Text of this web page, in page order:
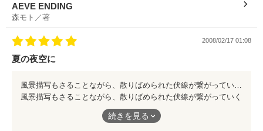
AEVE ENDING
森モト／著
2008/02/17 01:08
夏の夜空に
風景描写もさることながら、散りばめられた伏線が繋がっていく様は圧巻。 高校最後の夏、少年から大人へと成長していく主人公も見所です。
風景描写もさることながら、散りばめられた伏線が繋がっていく
高校最後の夏、少年から大人へと成長していく主人公も見所で
続きを見る